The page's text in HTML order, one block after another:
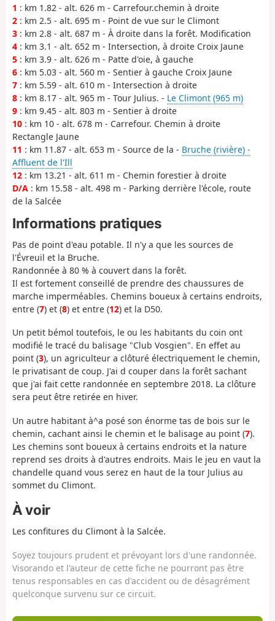
1 : km 1.82 - alt. 626 m - Carrefour.chemin à droite
2 : km 2.5 - alt. 695 m - Point de vue sur le Climont
3 : km 2.8 - alt. 687 m - À droite dans la forêt. Modification
4 : km 3.1 - alt. 652 m - Intersection, à droite Croix Jaune
5 : km 3.9 - alt. 626 m - Patte d'oie, à gauche
6 : km 5.03 - alt. 560 m - Sentier à gauche Croix Jaune
7 : km 5.59 - alt. 610 m - Intersection à droite
8 : km 8.17 - alt. 965 m - Tour Julius. - Le Climont (965 m)
9 : km 9.45 - alt. 803 m - Sentier à droite
10 : km 10 - alt. 678 m - Carrefour. Chemin à droite
Rectangle Jaune
11 : km 11.87 - alt. 653 m - Source de la - Bruche (rivière) -
Affluent de l'Ill
12 : km 13.21 - alt. 611 m - Chemin forestier à droite
D/A : km 15.58 - alt. 498 m - Parking derrière l'école, route
de la Salcée
Informations pratiques
Pas de point d'eau potable. Il n'y a que les sources de
l'Évreuil et la Bruche.
Randonnée à 80 % à couvert dans la forêt.
Il est fortement conseillé de prendre des chaussures de
marche imperméables. Chemins boueux à certains endroits,
entre (7) et (8) et entre (12) et la D50.
Un petit bémol toutefois, le ou les habitants du coin ont
modifié le tracé du balisage "Club Vosgien". En effet au
point (3), un agriculteur a clôturé électriquement le chemin,
le privatisant de coup. J'ai d couper dans la forêt sachant
que j'ai fait cette randonnée en septembre 2018. La clôture
sera peut être retirée en hiver.
Un autre habitant à^a posé son énorme tas de bois sur le
chemin, cachant ainsi le chemin et le balisage au point (7).
Les chemins sont boueux à certains endroits et la nature
reprend ses droits à d'autres endroits. Mais le jeu en vaut la
chandelle quand vous serez en haut de la tour Julius au
sommet du Climont.
À voir
Les confitures du Climont à la Salcée.
Soyez toujours prudent et prévoyant lors d'une randonnée.
Visorando et l'auteur de cette fiche ne pourront pas être
tenus responsables en cas d'accident ou de désagrément
quelconque survenu sur ce circuit.